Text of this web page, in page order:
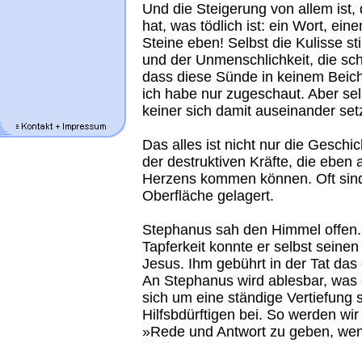
Und die Steigerung von allem
hat, was tödlich ist: ein Wort,
Steine eben! Selbst die Kulisse
und der Unmenschlichkeit, die
dass diese Sünde in keinem
ich habe nur zugeschaut. Aber
keiner sich damit auseinander
Das alles ist nicht nur die
der destruktiven Kräfte, die eben
Herzens kommen können. Oft
Oberfläche gelagert.
Stephanus sah den Himmel
Tapferkeit konnte er selbst
Jesus. Ihm gebührt in der Tat
An Stephanus wird ablesbar,
sich um eine ständige Vertiefung
Hilfsbdürftigen bei. So werden
»Rede und Antwort zu geben,